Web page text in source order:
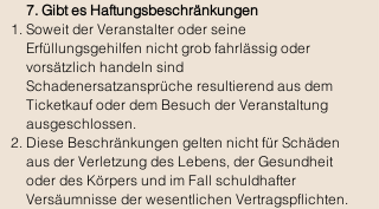
7. Gibt es Haftungsbeschränkungen
Soweit der Veranstalter oder seine
Erfüllungsgehilfen nicht grob fahrlässig oder
vorsätzlich handeln sind
Schadenersatzansprüche resultierend aus dem
Ticketkauf oder dem Besuch der Veranstaltung
ausgeschlossen.
Diese Beschränkungen gelten nicht für Schäden
aus der Verletzung des Lebens, der Gesundheit
oder des Körpers und im Fall schuldhafter
Versäumnisse der wesentlichen Vertragspflichten.